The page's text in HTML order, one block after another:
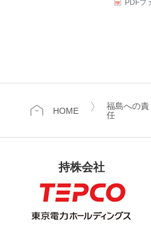
PDFフ
HOME
福島への責
任
持株会社